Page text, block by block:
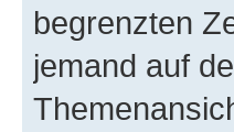
begrenzten
jemand auf